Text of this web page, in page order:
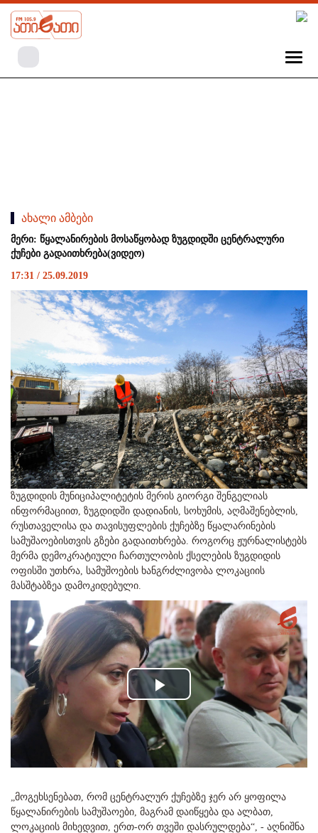
ახალი ამბები
მერი: წყალანირების მოსაწყობად ზუგდიდში ცენტრალური
ქუჩები გადაითხრება(ვიდეო)
17:31 / 25.09.2019
ზუგდიდის მუნიციპალიტეტის მერის გიორგი შენგელიას
ინფორმაციით, ზუგდიდში დადიანის, სოხუმის, აღმაშენებლის,
რუსთაველისა და თავისუფლების ქუჩებზე წყალარინების
სამუშაოებისთვის გზები გადაითხრება. როგორც ჟურნალისტებს
მერმა დემოკრატიული ჩართულობის ქსელების ზუგდიდის
ოფისში უთხრა, სამუშოების ხანგრძლივობა ლოკაციის
მასშტაბზეა დამოკიდებული.
Play
Video
„მოგეხსენებათ, რომ ცენტრალურ ქუჩებზე ჯერ არ ყოფილა
წყალანირების სამუშაოები, მაგრამ დაიწყება და ალბათ,
ლოკაციის მიხედვით, ერთ-ორ თვეში დასრულდება“, - აღნიშნა